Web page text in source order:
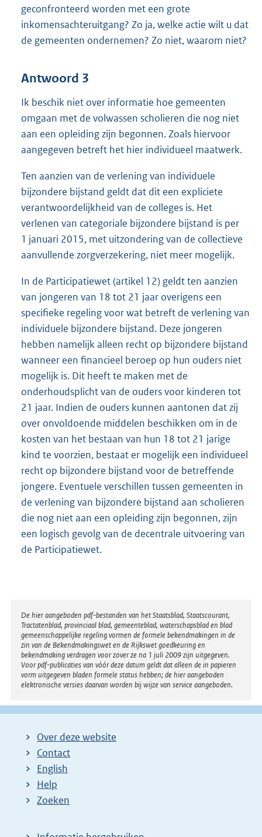
geconfronteerd worden met een grote
inkomensachteruitgang? Zo ja, welke actie wilt u dat
de gemeenten ondernemen? Zo niet, waarom niet?
Antwoord 3
Ik beschik niet over informatie hoe gemeenten
omgaan met de volwassen scholieren die nog niet
aan een opleiding zijn begonnen. Zoals hiervoor
aangegeven betreft het hier individueel maatwerk.
Ten aanzien van de verlening van individuele
bijzondere bijstand geldt dat dit een expliciete
verantwoordelijkheid van de colleges is. Het
verlenen van categoriale bijzondere bijstand is per
1 januari 2015, met uitzondering van de collectieve
aanvullende zorgverzekering, niet meer mogelijk.
In de Participatiewet (artikel 12) geldt ten aanzien
van jongeren van 18 tot 21 jaar overigens een
specifieke regeling voor wat betreft de verlening van
individuele bijzondere bijstand. Deze jongeren
hebben namelijk alleen recht op bijzondere bijstand
wanneer een financieel beroep op hun ouders niet
mogelijk is. Dit heeft te maken met de
onderhoudsplicht van de ouders voor kinderen tot
21 jaar. Indien de ouders kunnen aantonen dat zij
over onvoldoende middelen beschikken om in de
kosten van het bestaan van hun 18 tot 21 jarige
kind te voorzien, bestaat er mogelijk een individueel
recht op bijzondere bijstand voor de betreffende
jongere. Eventuele verschillen tussen gemeenten in
de verlening van bijzondere bijstand aan scholieren
die nog niet aan een opleiding zijn begonnen, zijn
een logisch gevolg van de decentrale uitvoering van
de Participatiewet.
Disclaimer
De hier aangeboden pdf-bestanden van het Staatsblad, Staatscourant,
Tractatenblad, provinciaal blad, gemeenteblad, waterschapsblad en blad
gemeenschappelijke regeling vormen de formele bekendmakingen in de
zin van de Bekendmakingswet en de Rijkswet goedkeuring en
bekendmaking verdragen voor zover ze na 1 juli 2009 zijn uitgegeven.
Voor pdf-publicaties van vóór deze datum geldt dat alleen de in papieren
vorm uitgegeven bladen formele status hebben; de hier aangeboden
elektronische versies daarvan worden bij wijze van service aangeboden.
Over deze website
Contact
English
Help
Zoeken